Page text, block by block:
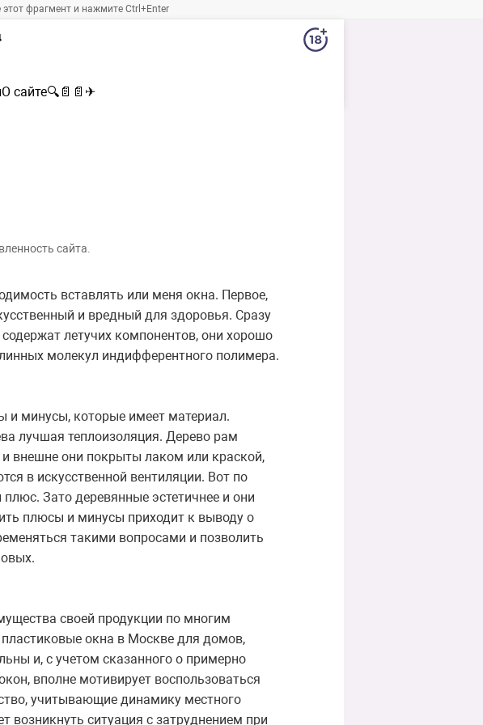
фрагмент и нажмите Ctrl+Enter
О сайте🔍 📄 📄 ✈
сайта.
вставлять или меня окна. Первое,
и вредный для здоровья. Сразу
летучих компонентов, они хорошо
молекул индифферентного полимера.
и минусы, которые имеет материал.
лучшая теплоизоляция. Дерево рам
внешне они покрыты лаком или краской,
в искусственной вентиляции. Вот по
Зато деревянные эстетичнее и они
плюсы и минусы приходит к выводу о
такими вопросами и позволить
своей продукции по многим
окна в Москве для домов,
и, с учетом сказанного о примерно
вполне мотивирует воспользоваться
учитывающие динамику местного
возникнуть ситуация с затруднением при